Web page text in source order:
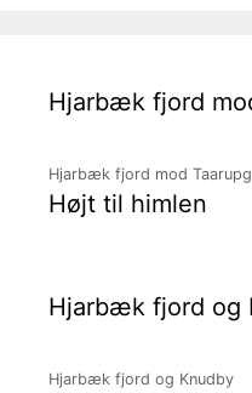
Hjarbæk fjord
Hjarbæk fjord mod
Højt til himlen
Hjarbæk fjord og
Hjarbæk fjord og Knudby